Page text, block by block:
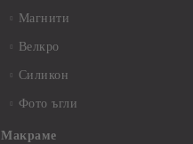
Магнити
Велкро
Силикон
Фото ъгли
Макраме